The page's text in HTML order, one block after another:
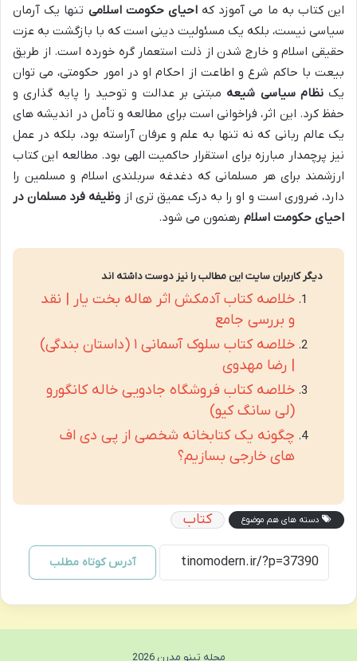
این کتاب به ما می آموزد کهاحیای حکومت اسلامی تنها یک آرمان
سیاسی نیست، بلکه یک مسئولیت دینی است که با بازگشت به عزت
حقیقی اسلام و خارج شدن از ذلت استعمار گره خورده است. از طریق
بیعت با حاکم شرع و اطاعت از احکام او در امور حکومتی، می توان
یکنظام سیاسی شیعه مبتنی بر عدالت و توحید را پایه گذاری و
حفظ کرد. این اثر، فراخوانی است برای مطالعه و تأمل در اندیشه های
یک عالم ربانی که نه تنها به علم و عرفان آراسته بود، بلکه در عمل
نیز پرچمدار مبارزه برای استقرار حاکمیت الهی بود. مطالعه این کتاب
ارزشمند برای هر مسلمانی که دغدغه سربلندی اسلام و مسلمین را
دارد، ضروری است و او را به درک عمیق تری از وظیفه فرد مسلمان در
احیای حکومت اسلام رهنمون می شود.
دیگر کاربران سایت این مطالب را نیز دوست داشته اند
خلاصه کتاب آدمکش اثر هاله بخت یار | نقد
و بررسی جامع
خلاصه کتاب سلوک آسمانی ۱ (داستان بندگی)
| رضا مهدوی
خلاصه کتاب فروشگاه جادویی خاله کانگورو
(لی سانگ کیو)
چگونه یک کتابخانه شخصی از پی دی اف
های خارجی بسازیم؟
دسته های هم موضوع کتاب
آدرس کوتاه مطلب
مجله تینو مدرن 2026